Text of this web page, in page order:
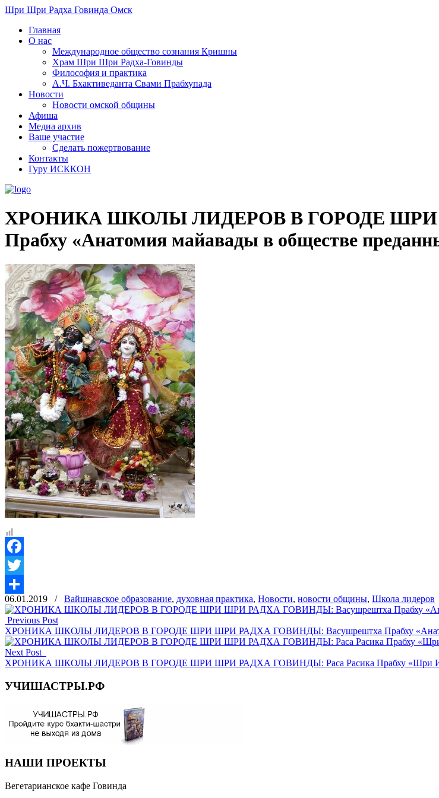
Шри Шри Радха Говинда Омск
Главная
О нас
Международное общество сознания Кришны
​Храм Шри Шри Радха-Говинды
Философия и практика
А.Ч. Бхактиведанта Свами Прабхупада
Новости
Новости омской общины
Афиша
Медиа архив
Ваше участие
Сделать пожертвование
Контакты
Гуру ИСККОН
ХРОНИКА ШКОЛЫ ЛИДЕРОВ В ГОРОДЕ ШРИ
Прабху «Анатомия майавады в обществе
Facebook
Twitter
Отправить
06.01.2019 / Вайшнавское образование, духовная практика, Новости, новости общины, Школа лидеров
Previous Post
ХРОНИКА ШКОЛЫ ЛИДЕРОВ В ГОРОДЕ ШРИ ШРИ РАДХА ГОВИНДЫ: Васушрештха Прабху
Next Post
ХРОНИКА ШКОЛЫ ЛИДЕРОВ В ГОРОДЕ ШРИ ШРИ РАДХА ГОВИНДЫ: Раса Расика Прабху «Шри
УЧИШАСТРЫ.РФ
НАШИ ПРОЕКТЫ
Вегетарианское кафе Говинда